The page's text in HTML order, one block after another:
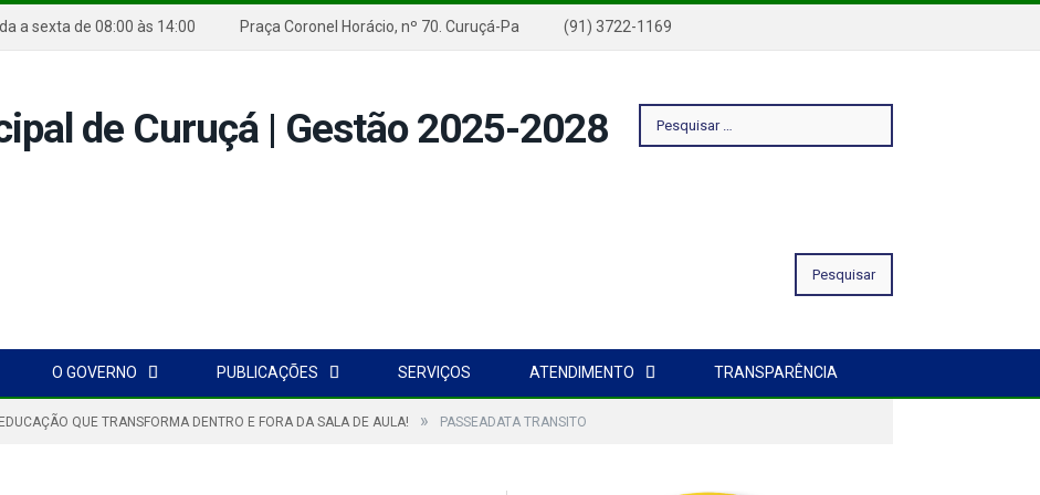
a sexta de 08:00 às 14:00 Praça Coronel Horácio, nº 70. Curuçá-Pa (91) 3722-1169
Pesquisar
O GOVERNO PUBLICAÇÕES SERVIÇOS ATENDIMENTO TRANSPARÊNCIA
EDUCAÇÃO QUE TRANSFORMA DENTRO E FORA DA SALA DE AULA! » PASSEADATA TRANSITO